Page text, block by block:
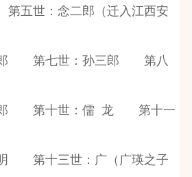
五世：念二郎（迁入江西安
第七世：孙三郎 第八
第十世：儒 龙 第十一
第十三世：广（广瑛之子